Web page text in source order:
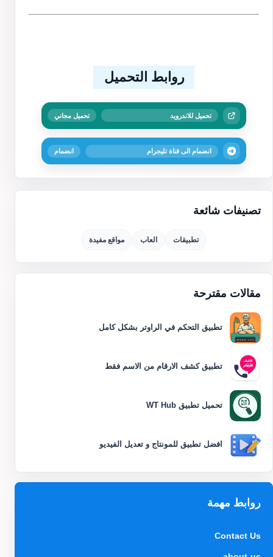
تصنيفات شائعة
تطبيقات العاب مواقع مفيدة
مقالات مقترحة
تطبيق التحكم في الراوتر بشكل كامل
تطبيق كشف الارقام من الاسم فقط
تحميل تطبيق WT Hub
افضل تطبيق للمونتاج و تعديل الفيديو
روابط مهمة
Contact Us
روابط التحميل
تحميل للاندرويد تحميل مجاني
انضمام الى قناة تليجرام انضمام